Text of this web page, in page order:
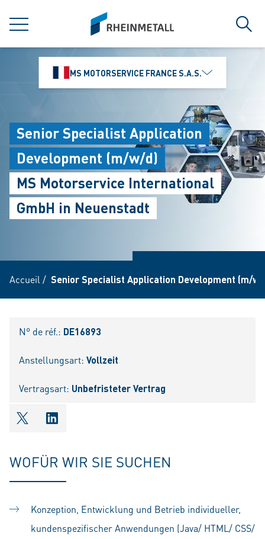
MENU
siteLogo
MS MOTORSERVICE FRANCE S.A.S.
Senior Specialist Application
Development (m/w/d)
MS Motorservice International
GmbH in Neuenstadt
Accueil / Senior Specialist Application Development (m/w/
N° de réf.: DE16893
Anstellungsart: Vollzeit
Vertragsart: Unbefristeter Vertrag
shareOntwitter
shareOnlinkedIn
WOFÜR WIR SIE SUCHEN
Konzeption, Entwicklung und Betrieb individueller,
kundenspezifischer Anwendungen (Java/ HTML/ CSS/